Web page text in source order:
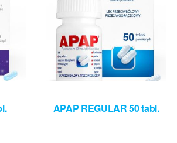
APAP REGULAR 50 tabl.